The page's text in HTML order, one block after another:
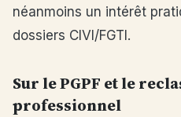
néanmoins un intérêt
dossiers CIVI/FGTI.
Sur le PGPF et le
professionnel